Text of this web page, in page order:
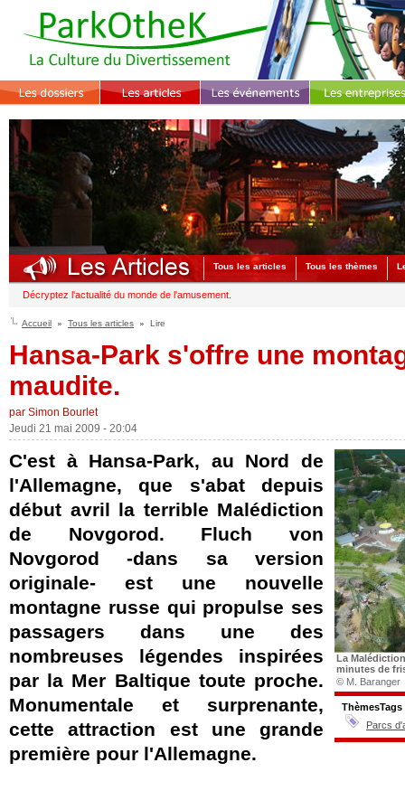
Tous les articles Tous les thèmes
Décryptez l'actualité du monde de l'amusement.
Accueil Tous les articles Lire
Hansa-Park s'offre une
maudite.
par Simon Bourlet
Jeudi 21 mai 2009 - 20:04
La
minutes de
© M. Baranger
ThèmesTags
Parcs
C'est à Hansa-Park, au Nord de
l'Allemagne, que s'abat depuis
début avril la terrible Malédiction
de Novgorod. Fluch von
Novgorod -dans sa version
originale- est une nouvelle
montagne russe qui propulse ses
passagers dans une des
nombreuses légendes inspirées
par la Mer Baltique toute proche.
Monumentale et surprenante,
cette attraction est une grande
première pour l'Allemagne.